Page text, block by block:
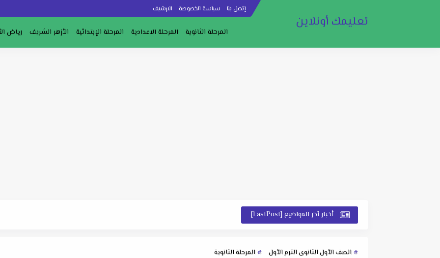
إتصل بنا سياسة الخصوصة الارشيف
تعليمك أونلاين
المرحلة الثانوية المرحلة الاعدادية المرحلة الإبتدائية الأزهر الشريف رياض
أخبار آخر المواضيع [LastPost]
الصف الأول الثانوى الترم الأول المرحلة الثانوية